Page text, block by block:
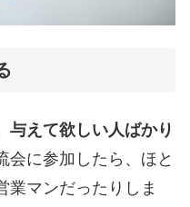
与えて欲しい人ばかり
会に参加したら、ほと
業マンだったりしま